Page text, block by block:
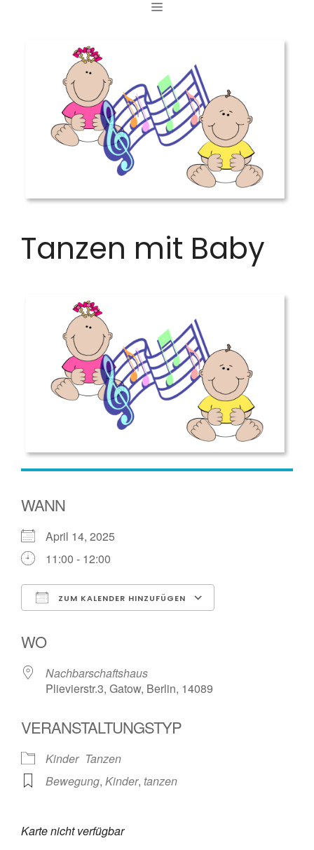
MENÜ
Tanzen mit Baby
WANN
April 14, 2025
11:00 - 12:00
ZUM KALENDER HINZUFÜGEN
WO
Nachbarschaftshaus
Plievierstr.3, Gatow, Berlin, 14089
VERANSTALTUNGSTYP
Kinder Tanzen
Bewegung, Kinder, tanzen
Karte nicht verfügbar